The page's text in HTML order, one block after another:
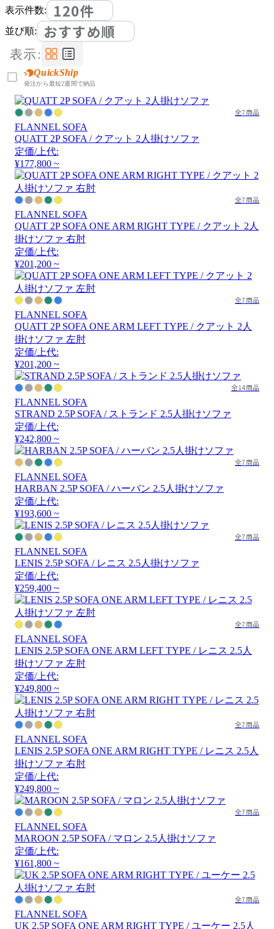
表示件数:
120件
並び順: おすすめ順
表示:
QuickShip
発注から最短2週間で納品
全7商品
FLANNEL SOFA
QUATT 2P SOFA / クアット 2人掛けソファ
定価/上代:
¥177,800 ~
全7商品
FLANNEL SOFA
QUATT 2P SOFA ONE ARM RIGHT TYPE / クアット 2人
掛けソファ 右肘
定価/上代:
¥201,200 ~
全7商品
FLANNEL SOFA
QUATT 2P SOFA ONE ARM LEFT TYPE / クアット 2人
掛けソファ 左肘
定価/上代:
¥201,200 ~
全14商品
FLANNEL SOFA
STRAND 2.5P SOFA / ストランド 2.5人掛けソファ
定価/上代:
¥242,800 ~
全7商品
FLANNEL SOFA
HARBAN 2.5P SOFA / ハーバン 2.5人掛けソファ
定価/上代:
¥193,600 ~
全7商品
FLANNEL SOFA
LENIS 2.5P SOFA / レニス 2.5人掛けソファ
定価/上代:
¥259,400 ~
全7商品
FLANNEL SOFA
LENIS 2.5P SOFA ONE ARM LEFT TYPE / レニス 2.5人
掛けソファ 左肘
定価/上代:
¥249,800 ~
全7商品
FLANNEL SOFA
LENIS 2.5P SOFA ONE ARM RIGHT TYPE / レニス 2.5人
掛けソファ 右肘
定価/上代:
¥249,800 ~
全7商品
FLANNEL SOFA
MAROON 2.5P SOFA / マロン 2.5人掛けソファ
定価/上代:
¥161,800 ~
全7商品
FLANNEL SOFA
UK 2.5P SOFA ONE ARM RIGHT TYPE / ユーケー 2.5人